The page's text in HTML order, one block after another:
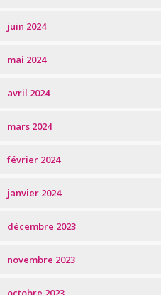
juin 2024
mai 2024
avril 2024
mars 2024
février 2024
janvier 2024
décembre 2023
novembre 2023